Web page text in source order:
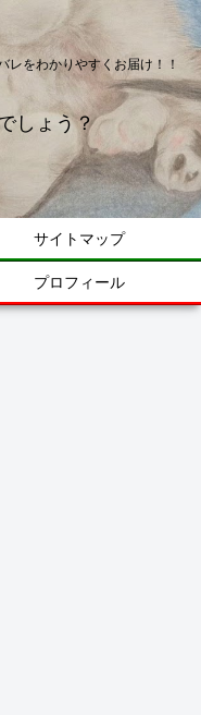
レをわかりやすくお届け！！
しょう？
サイトマップ
プロフィール